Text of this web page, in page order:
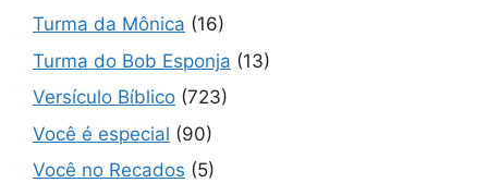
Turma da Mônica (16)
Turma do Bob Esponja (13)
Versículo Bíblico (723)
Você é especial (90)
Você no Recados (5)